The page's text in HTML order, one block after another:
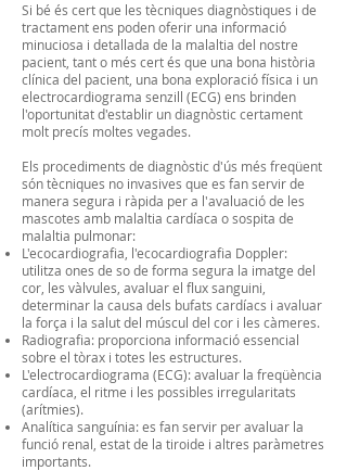
Si bé és cert que les tècniques diagnòstiques i de
tractament ens poden oferir una informació
minuciosa i detallada de la malaltia del nostre
pacient, tant o més cert és que una bona història
clínica del pacient, una bona exploració física i un
electrocardiograma senzill (ECG) ens brinden
l'oportunitat d'establir un diagnòstic certament
molt precís moltes vegades.
Els procediments de diagnòstic d'ús més freqüent
són tècniques no invasives que es fan servir de
manera segura i ràpida per a l'avaluació de les
mascotes amb malaltia cardíaca o sospita de
malaltia pulmonar:
L'ecocardiografia, l'ecocardiografia Doppler:
utilitza ones de so de forma segura la imatge del
cor, les vàlvules, avaluar el flux sanguini,
determinar la causa dels bufats cardíacs i avaluar
la força i la salut del múscul del cor i les càmeres.
Radiografia: proporciona informació essencial
sobre el tòrax i totes les estructures.
L'electrocardiograma (ECG): avaluar la freqüència
cardíaca, el ritme i les possibles irregularitats
(arítmies).
Analítica sanguínia: es fan servir per avaluar la
funció renal, estat de la tiroide i altres paràmetres
importants.